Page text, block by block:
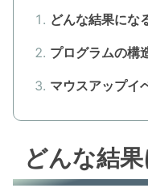
どんな結果にな
プログラムの構
マウスアップイ
どんな結